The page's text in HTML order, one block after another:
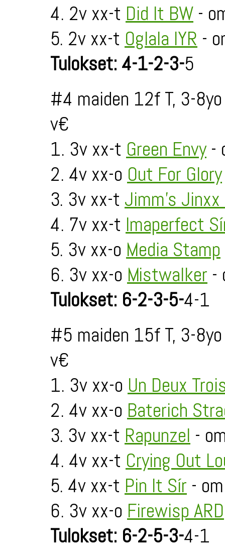
4. 2v xx-t Did It BW -
5. 2v xx-t Oglala IYR -
Tulokset: 4-1-2-3-5
#4 maiden 12f T, 3-
v€
1. 3v xx-t Green Envy-
2. 4v xx-o Out For Glory
3. 3v xx-t Jimm's
4. 7v xx-t Imaperfect
5. 3v xx-o Media Stamp
6. 3v xx-o Mistwalker -
Tulokset: 6-2-3-5-4-1
#5 maiden 15f T, 3-
v€
1. 3v xx-o Un Deux
2. 4v xx-o Baterich
3. 3v xx-t Rapunzel -
4. 4v xx-t Crying Out
5. 4v xx-t Pin It Sír -
6. 3v xx-o Firewisp ARD
Tulokset: 6-2-5-3-4-1